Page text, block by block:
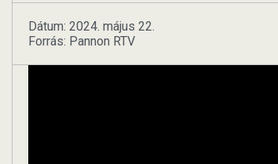
Dátum: 2024. május 22.
Forrás: Pannon RTV